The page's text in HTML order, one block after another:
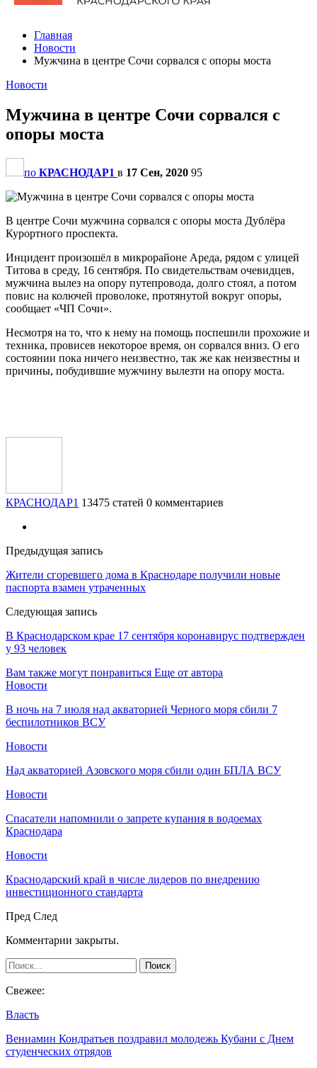
Главная
Новости
Мужчина в центре Сочи сорвался с опоры моста
Новости
Мужчина в центре Сочи сорвался с
опоры моста
по КРАСНОДАР1 в 17 Сен, 2020 95
В центре Сочи мужчина сорвался с опоры моста Дублёра
Курортного проспекта.
Инцидент произошёл в микрорайоне Ареда, рядом с улицей
Титова в среду, 16 сентября. По свидетельствам очевидцев,
мужчина вылез на опору путепровода, долго стоял, а потом
повис на колючей проволоке, протянутой вокруг опоры,
сообщает «ЧП Сочи».
Несмотря на то, что к нему на помощь поспешили прохожие и
техника, провисев некоторое время, он сорвался вниз. О его
состоянии пока ничего неизвестно, так же как неизвестны и
причины, побудившие мужчину вылезти на опору моста.
КРАСНОДАР1 13475 статей 0 комментариев
Предыдущая запись
Жители сгоревшего дома в Краснодаре получили новые
паспорта взамен утраченных
Следующая запись
В Краснодарском крае 17 сентября коронавирус подтвержден
у 93 человек
Вам также могут понравиться Еще от автора
Новости
В ночь на 7 июля над акваторией Черного моря сбили 7
беспилотников ВСУ
Новости
Над акваторией Азовского моря сбили один БПЛА ВСУ
Новости
Спасатели напомнили о запрете купания в водоемах
Краснодара
Новости
Краснодарский край в числе лидеров по внедрению
инвестиционного стандарта
Пред След
Комментарии закрыты.
Свежее:
Власть
Вениамин Кондратьев поздравил молодежь Кубани с Днем
студенческих отрядов